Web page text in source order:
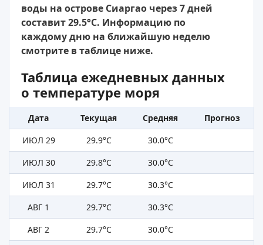
воды на острове Сиаргао через 7 дней
составит 29.5°C. Информацию по
каждому дню на ближайшую неделю
смотрите в таблице ниже.
Таблица ежедневных данных
о температуре моря
Дата Текущая Средняя
Прогноз
ИЮЛ 29
29.9°C
30.0°C
ИЮЛ 30
29.8°C
30.0°C
ИЮЛ 31
29.7°C
30.3°C
АВГ 1
29.7°C
30.3°C
АВГ 2
29.7°C
30.0°C